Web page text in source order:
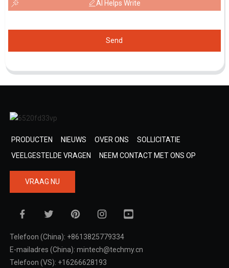
AI Helps Write
Send
PRODUCTEN NIEUWS OVER ONS
SOLLICITATIE
VEELGESTELDE VRAGEN
NEEM CONTACT MET ONS OP
VRAAG NU
Telefoon (China): +8613825779334
E-mailadres (China): mintech@techmy.cn
Telefoon (VS): +16266628193